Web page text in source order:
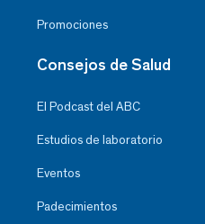
Promociones
Consejos de Salud
El Podcast del ABC
Estudios de laboratorio
Eventos
Padecimientos